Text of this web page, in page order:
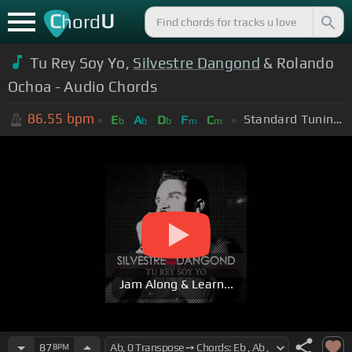
ChordU
Tu Rey Soy Yo, Silvestre Dangond & Rolando
Ochoa - Audio Chords
86.55 bpm Eb Ab Db Fm Cm Standard Tuning (EADGBE)
Jam Along & Learn...
87BPM